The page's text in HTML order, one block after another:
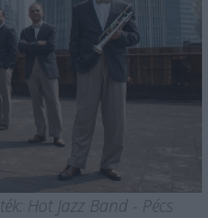
Hot Jazz Band - Pécs